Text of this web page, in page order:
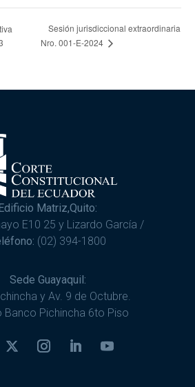
Sesión jurisdiccional extraordinaria
Nro. 001-E-2024
Matriz,Quito:
E10 25 y Lizardo García /
(02) 394-1800
Sede Guayaquil:
y Av. 9 de Octubre.
Banco Pichincha 6to Piso